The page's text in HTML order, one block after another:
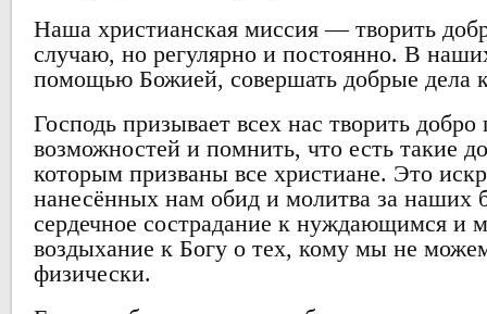
Наша христианская миссия — творить
случаю, но регулярно и постоянно. В
помощью Божией, совершать добрые дела
Господь призывает всех нас творить
возможностей и помнить, что есть такие
которым призваны все христиане. Это
нанесённых нам обид и молитва за наших
сердечное сострадание к нуждающимся и
воздыхание к Богу о тех, кому мы не
физически.